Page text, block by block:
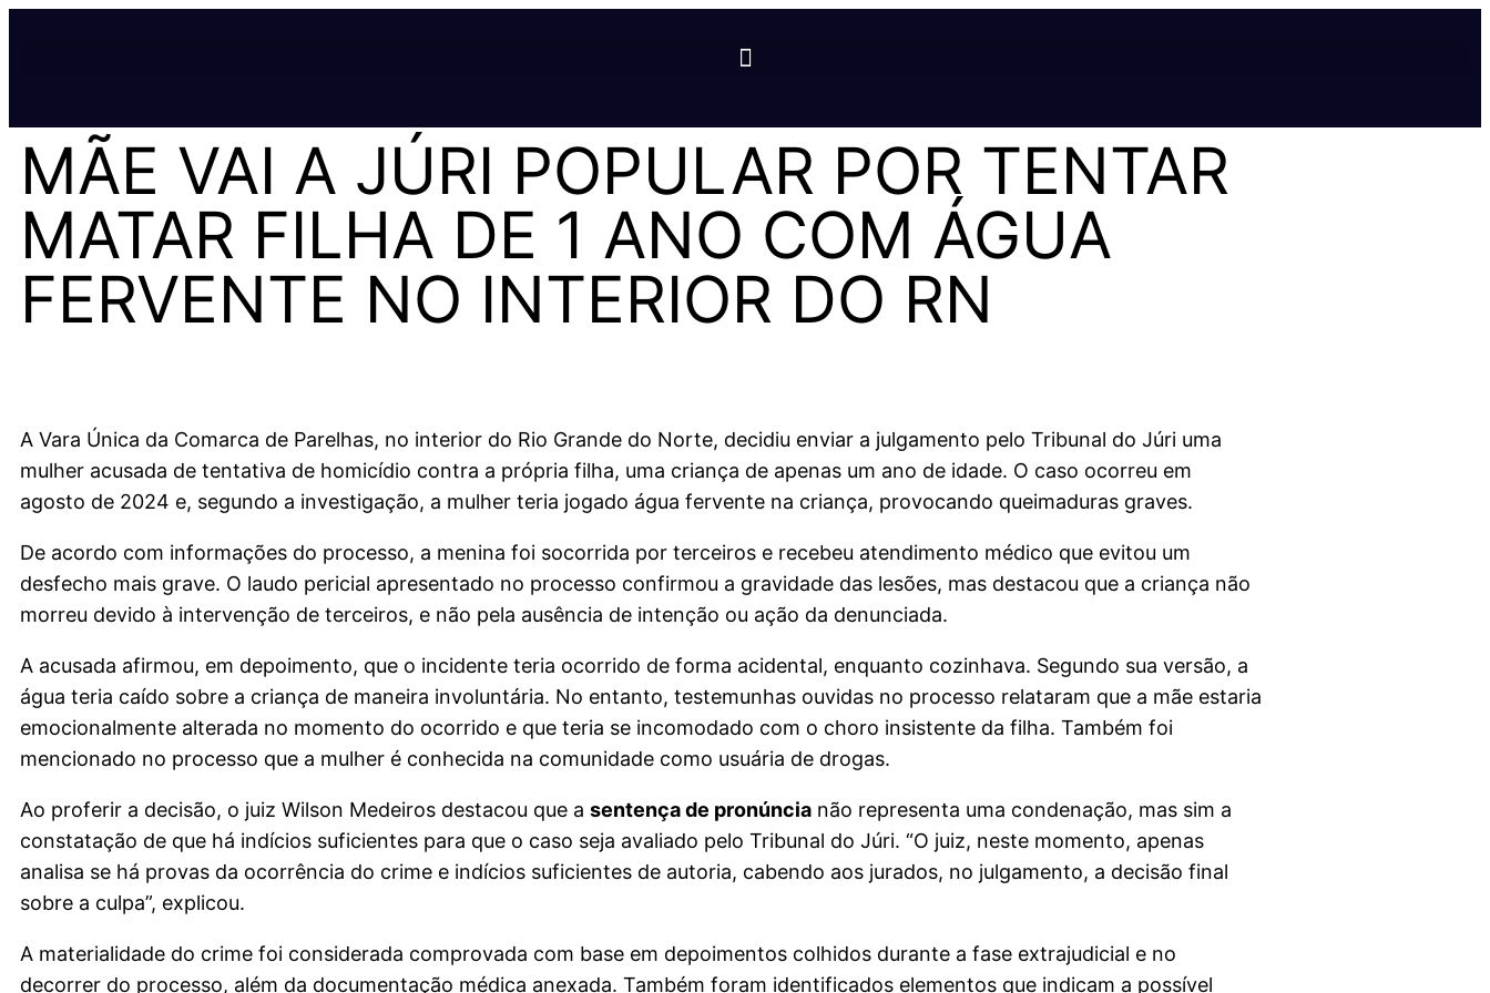
MÃE VAI A JÚRI POPULAR POR TENTAR
MATAR FILHA DE 1 ANO COM ÁGUA
FERVENTE NO INTERIOR DO RN
A Vara Única da Comarca de Parelhas, no interior do Rio Grande do Norte, decidiu enviar a julgamento pelo Tribunal do Júri uma
mulher acusada de tentativa de homicídio contra a própria filha, uma criança de apenas um ano de idade. O caso ocorreu em
agosto de 2024 e, segundo a investigação, a mulher teria jogado água fervente na criança, provocando queimaduras graves.
De acordo com informações do processo, a menina foi socorrida por terceiros e recebeu atendimento médico que evitou um
desfecho mais grave. O laudo pericial apresentado no processo confirmou a gravidade das lesões, mas destacou que a criança não
morreu devido à intervenção de terceiros, e não pela ausência de intenção ou ação da denunciada.
A acusada afirmou, em depoimento, que o incidente teria ocorrido de forma acidental, enquanto cozinhava. Segundo sua versão, a
água teria caído sobre a criança de maneira involuntária. No entanto, testemunhas ouvidas no processo relataram que a mãe estaria
emocionalmente alterada no momento do ocorrido e que teria se incomodado com o choro insistente da filha. Também foi
mencionado no processo que a mulher é conhecida na comunidade como usuária de drogas.
Ao proferir a decisão, o juiz Wilson Medeiros destacou que a sentença de pronúncia não representa uma condenação, mas sim a
constatação de que há indícios suficientes para que o caso seja avaliado pelo Tribunal do Júri. “O juiz, neste momento, apenas
analisa se há provas da ocorrência do crime e indícios suficientes de autoria, cabendo aos jurados, no julgamento, a decisão final
sobre a culpa”, explicou.
A materialidade do crime foi considerada comprovada com base em depoimentos colhidos durante a fase extrajudicial e no
decorrer do processo, além da documentação médica anexada. Também foram identificados elementos que indicam a possível